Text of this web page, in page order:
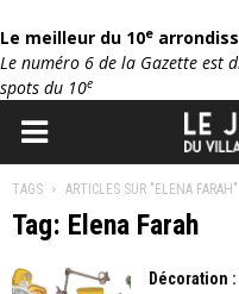
Le meilleur du 10e
Le numéro 6 de la Gazette est
spots du 10e
TAGS ARTICLES SUR "ELENA FARAH"
Tag: Elena Farah
Décoration